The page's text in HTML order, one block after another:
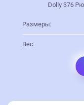
Dolly 376
Размеры:
Вес: